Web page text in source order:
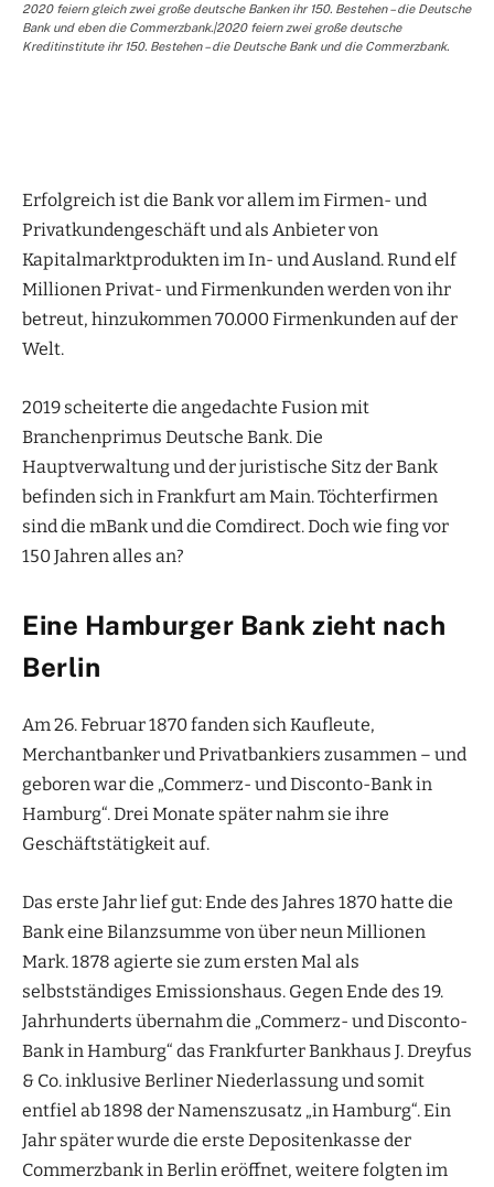
2020 feiern gleich zwei große deutsche Banken ihr 150. Bestehen – die Deutsche
Bank und eben die Commerzbank.|2020 feiern zwei große deutsche
Kreditinstitute ihr 150. Bestehen – die Deutsche Bank und die Commerzbank.
Erfolgreich ist die Bank vor allem im Firmen- und
Privatkundengeschäft und als Anbieter von
Kapitalmarktprodukten im In- und Ausland. Rund elf
Millionen Privat- und Firmenkunden werden von ihr
betreut, hinzukommen 70.000 Firmenkunden auf der
Welt.
2019 scheiterte die angedachte Fusion mit
Branchenprimus Deutsche Bank. Die
Hauptverwaltung und der juristische Sitz der Bank
befinden sich in Frankfurt am Main. Töchterfirmen
sind die mBank und die Comdirect. Doch wie fing vor
150 Jahren alles an?
Eine Hamburger Bank zieht nach
Berlin
Am 26. Februar 1870 fanden sich Kaufleute,
Merchantbanker und Privatbankiers zusammen – und
geboren war die „Commerz- und Disconto-Bank in
Hamburg“. Drei Monate später nahm sie ihre
Geschäftstätigkeit auf.
Das erste Jahr lief gut: Ende des Jahres 1870 hatte die
Bank eine Bilanzsumme von über neun Millionen
Mark. 1878 agierte sie zum ersten Mal als
selbstständiges Emissionshaus. Gegen Ende des 19.
Jahrhunderts übernahm die „Commerz- und Disconto-
Bank in Hamburg“ das Frankfurter Bankhaus J. Dreyfus
& Co. inklusive Berliner Niederlassung und somit
entfiel ab 1898 der Namenszusatz „in Hamburg“. Ein
Jahr später wurde die erste Depositenkasse der
Commerzbank in Berlin eröffnet, weitere folgten im